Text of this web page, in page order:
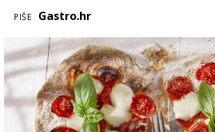
PIŠE Gastro.hr